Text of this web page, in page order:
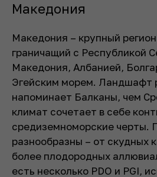
Македония
Македония – крупный
граничащий с Республикой
Македония, Албанией,
Эгейским морем. Ландшафт
напоминает Балканы, чем
климат сочетает в себе
средиземноморские черты.
разнообразны – от скудных
более плодородных
есть несколько PDO и PGI,